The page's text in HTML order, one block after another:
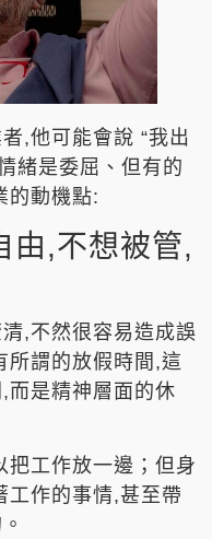
,他可能會說 “我出
緒是委屈、但有的
的動機點:
由,不想被管,
,不然很容易造成誤
所謂的放假時間,這
而是精神層面的休
把工作放一邊；但身
工作的事情,甚至帶